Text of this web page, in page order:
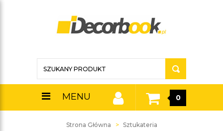
MENU 0
Strona Główna
Sztukateria